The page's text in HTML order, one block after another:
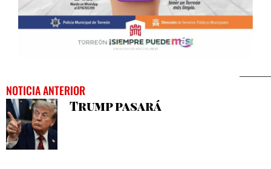
NOTICIA ANTERIOR
Trump pasará